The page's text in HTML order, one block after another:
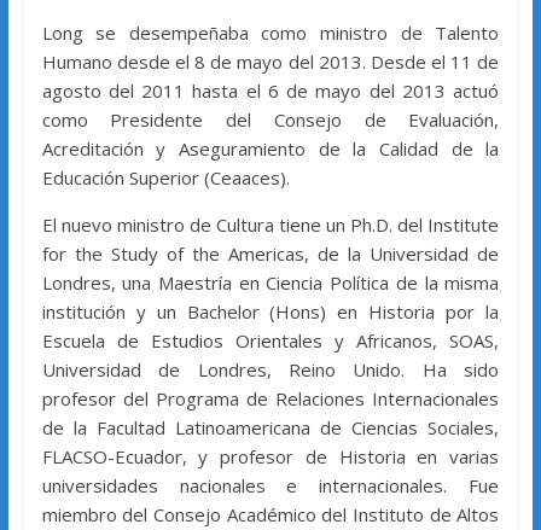
Long se desempeñaba como ministro de Talento
Humano desde el 8 de mayo del 2013. Desde el 11 de
agosto del 2011 hasta el 6 de mayo del 2013 actuó
como Presidente del Consejo de Evaluación,
Acreditación y Aseguramiento de la Calidad de la
Educación Superior (Ceaaces).
El nuevo ministro de Cultura tiene un Ph.D. del Institute
for the Study of the Americas, de la Universidad de
Londres, una Maestría en Ciencia Política de la misma
institución y un Bachelor (Hons) en Historia por la
Escuela de Estudios Orientales y Africanos, SOAS,
Universidad de Londres, Reino Unido. Ha sido
profesor del Programa de Relaciones Internacionales
de la Facultad Latinoamericana de Ciencias Sociales,
FLACSO-Ecuador, y profesor de Historia en varias
universidades nacionales e internacionales. Fue
miembro del Consejo Académico del Instituto de Altos